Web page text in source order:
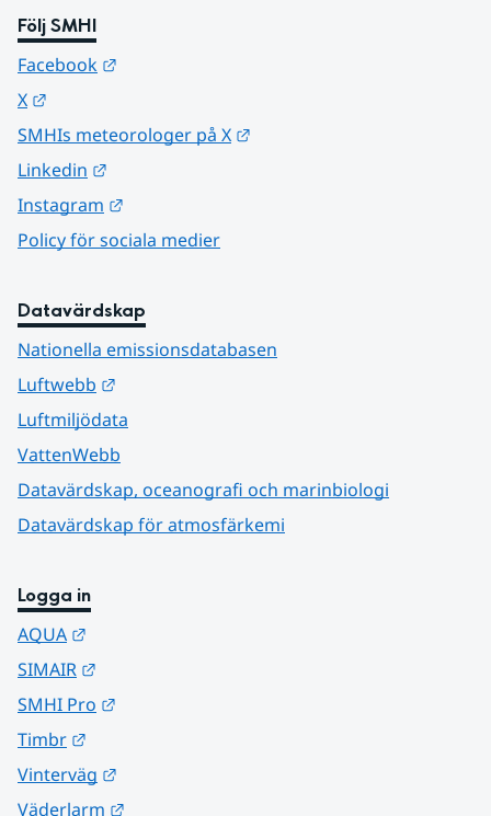
Följ SMHI
Facebook
X
SMHIs meteorologer på X
Linkedin
Instagram
Policy för sociala medier
Datavärdskap
Nationella emissionsdatabasen
Luftwebb
Luftmiljödata
VattenWebb
Datavärdskap, oceanografi och marinbiologi
Datavärdskap för atmosfärkemi
Logga in
AQUA
SIMAIR
SMHI Pro
Timbr
Vinterväg
Väderlarm